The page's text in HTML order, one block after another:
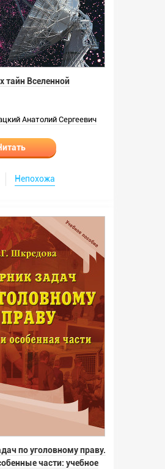
тайн Вселенной
Анатолий Сергеевич
Непохожа
по уголовному праву.
части: учебное